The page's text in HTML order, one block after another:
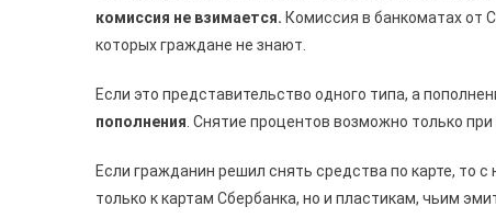
комиссия не взимается. Комиссия в банкоматах от
которых граждане не знают.
Если это представительство одного типа, а
пополнения . Снятие процентов возможно только
Если гражданин решил снять средства по карте, то
только к картам Сбербанка, но и пластикам, чьим